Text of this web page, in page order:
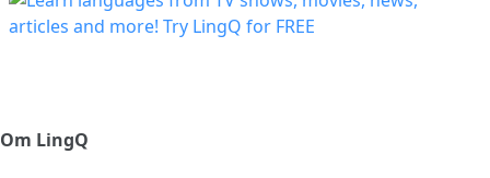
Om LingQ